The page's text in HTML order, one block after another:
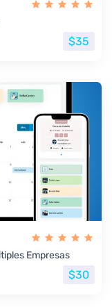
$35
Empresas
$30